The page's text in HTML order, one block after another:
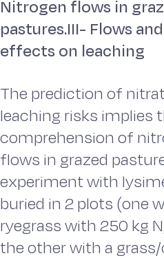
Nitrogen flows in
pastures.III- Flows
effects on leaching
The prediction of
leaching risks implies
comprehension of
flows in grazed
experiment with
buried in 2 plots (one
ryegrass with 250 kg
the other with a